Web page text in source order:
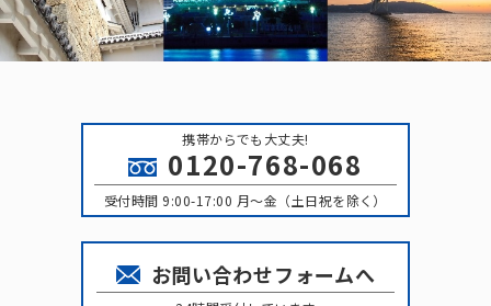
携帯からでも大丈夫!
0120-768-068
受付時間 9:00-17:00 月〜金（土日祝を除く）
お問い合わせフォームへ